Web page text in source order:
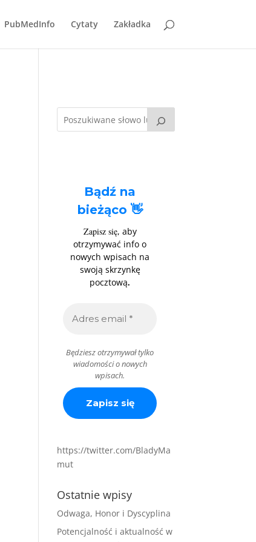
PubMedInfo Cytaty Zakładka
Bądź na
bieżąco 👋
Zapisz się, aby
otrzymywać info o
nowych wpisach na
swoją skrzynkę
pocztową.
Będziesz otrzymywał tylko
wiadomości o nowych
wpisach.
https://twitter.com/BladyMa
mut
Ostatnie wpisy
Odwaga, Honor i Dyscyplina
Potencjalność i aktualność w